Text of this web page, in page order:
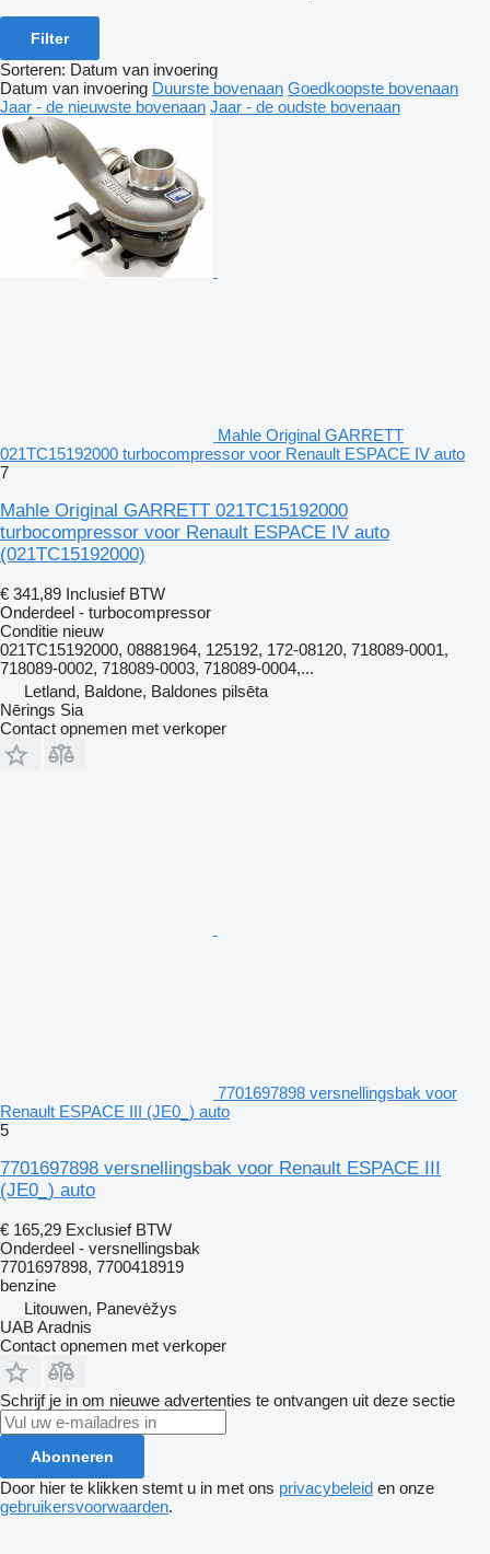
Filter
Sorteren: Datum van invoering
Datum van invoering Duurste bovenaan Goedkoopste bovenaan
Jaar - de nieuwste bovenaan Jaar - de oudste bovenaan
Mahle Original GARRETT
021TC15192000 turbocompressor voor Renault ESPACE IV auto
7
Mahle Original GARRETT 021TC15192000
turbocompressor voor Renault ESPACE IV auto
(021TC15192000)
€ 341,89 Inclusief BTW
Onderdeel - turbocompressor
Conditie nieuw
021TC15192000, 08881964, 125192, 172-08120, 718089-0001,
718089-0002, 718089-0003, 718089-0004,...
Letland, Baldone, Baldones pilsēta
Nērings Sia
Contact opnemen met verkoper
7701697898 versnellingsbak voor
Renault ESPACE III (JE0_) auto
5
7701697898 versnellingsbak voor Renault ESPACE III
(JE0_) auto
€ 165,29 Exclusief BTW
Onderdeel - versnellingsbak
7701697898, 7700418919
benzine
Litouwen, Panevėžys
UAB Aradnis
Contact opnemen met verkoper
Schrijf je in om nieuwe advertenties te ontvangen uit deze sectie
Abonneren
Door hier te klikken stemt u in met ons privacybeleid en onze
gebruikersvoorwaarden.